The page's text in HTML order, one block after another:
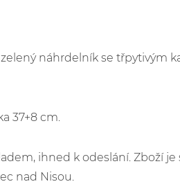
náhrdelník se třpytivým
37+8 cm.
ihned k odeslání. Zboží
nad Nisou.